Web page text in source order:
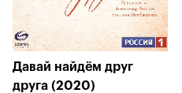
Давай найдём друг
друга (2020)